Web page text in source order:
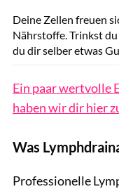
Deine Zellen freuen
Nährstoffe. Trinkst
du dir selber etwas
Ein paar wertvolle
haben wir dir hier
Was
Professionelle